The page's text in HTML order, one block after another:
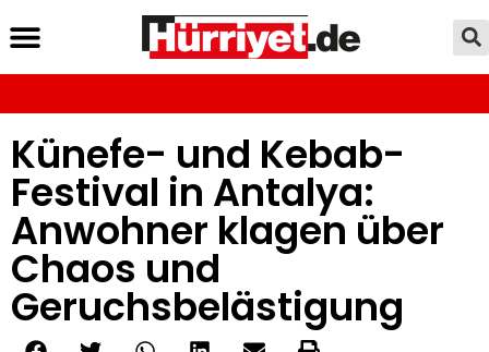
Künefe- und Kebab-
Festival in Antalya:
Anwohner klagen über
Chaos und
Geruchsbelästigung